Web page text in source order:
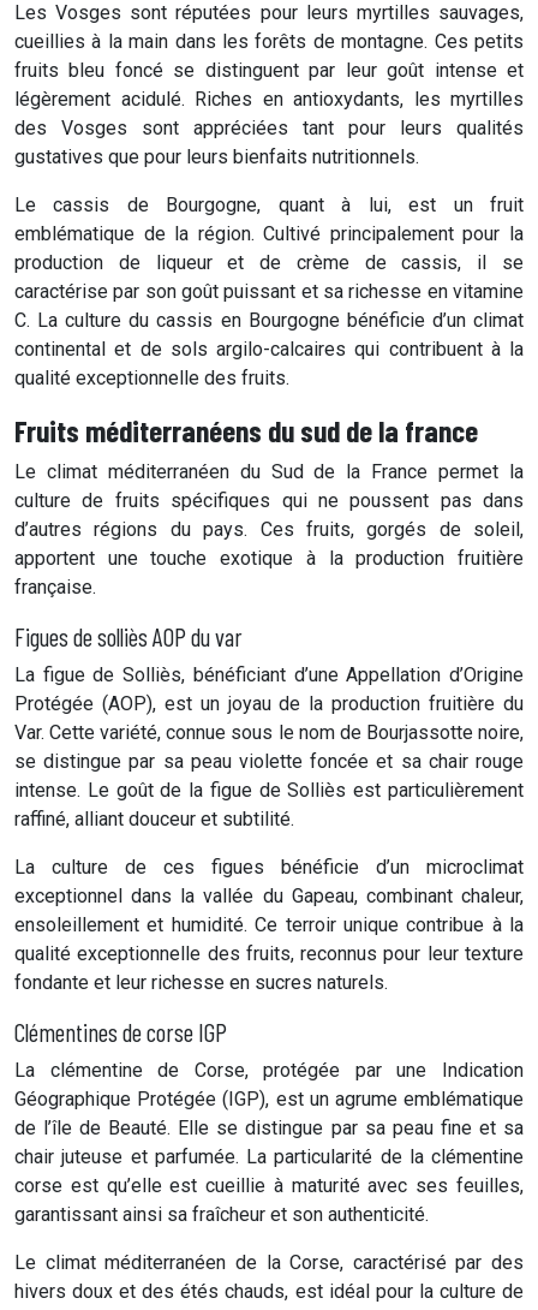
Les Vosges sont réputées pour leurs myrtilles sauvages,
cueillies à la main dans les forêts de montagne. Ces petits
fruits bleu foncé se distinguent par leur goût intense et
légèrement acidulé. Riches en antioxydants, les myrtilles
des Vosges sont appréciées tant pour leurs qualités
gustatives que pour leurs bienfaits nutritionnels.
Le cassis de Bourgogne, quant à lui, est un fruit
emblématique de la région. Cultivé principalement pour la
production de liqueur et de crème de cassis, il se
caractérise par son goût puissant et sa richesse en vitamine
C. La culture du cassis en Bourgogne bénéficie d’un climat
continental et de sols argilo-calcaires qui contribuent à la
qualité exceptionnelle des fruits.
Fruits méditerranéens du sud de la france
Le climat méditerranéen du Sud de la France permet la
culture de fruits spécifiques qui ne poussent pas dans
d’autres régions du pays. Ces fruits, gorgés de soleil,
apportent une touche exotique à la production fruitière
française.
Figues de solliès AOP du var
La figue de Solliès, bénéficiant d’une Appellation d’Origine
Protégée (AOP), est un joyau de la production fruitière du
Var. Cette variété, connue sous le nom de Bourjassotte noire,
se distingue par sa peau violette foncée et sa chair rouge
intense. Le goût de la figue de Solliès est particulièrement
raffiné, alliant douceur et subtilité.
La culture de ces figues bénéficie d’un microclimat
exceptionnel dans la vallée du Gapeau, combinant chaleur,
ensoleillement et humidité. Ce terroir unique contribue à la
qualité exceptionnelle des fruits, reconnus pour leur texture
fondante et leur richesse en sucres naturels.
Clémentines de corse IGP
La clémentine de Corse, protégée par une Indication
Géographique Protégée (IGP), est un agrume emblématique
de l’île de Beauté. Elle se distingue par sa peau fine et sa
chair juteuse et parfumée. La particularité de la clémentine
corse est qu’elle est cueillie à maturité avec ses feuilles,
garantissant ainsi sa fraîcheur et son authenticité.
Le climat méditerranéen de la Corse, caractérisé par des
hivers doux et des étés chauds, est idéal pour la culture de